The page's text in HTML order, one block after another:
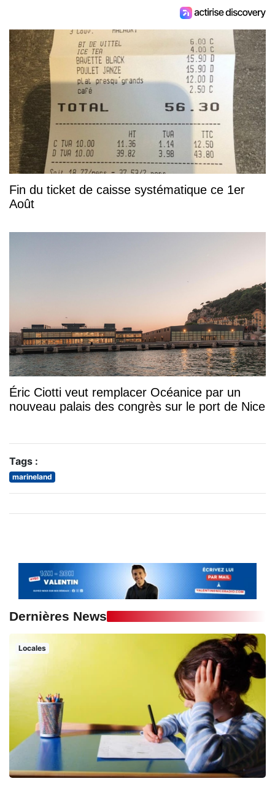
Fin du ticket de caisse systématique ce 1er
Août
Éric Ciotti veut remplacer Océanice par un
nouveau palais des congrès sur le port de Nice
Tags :
marineland
Dernières News
Locales